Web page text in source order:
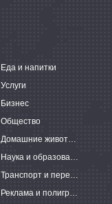
Еда и напитки
Услуги
Бизнес
Общество
Домашние животные
Наука и образование
Транспорт и перевозки
Реклама и полиграфия